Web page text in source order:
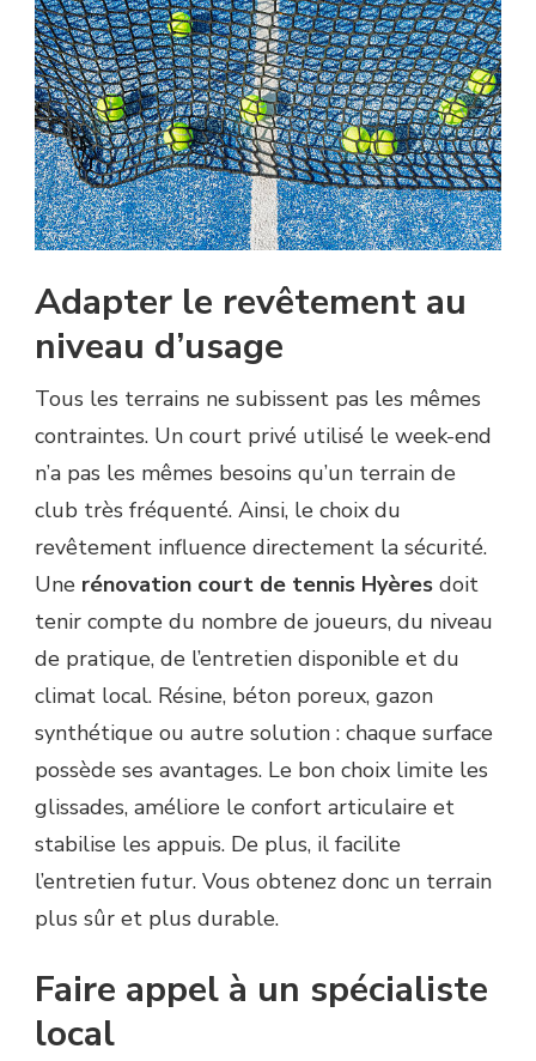
Adapter le revêtement au
niveau d’usage
Tous les terrains ne subissent pas les mêmes
contraintes. Un court privé utilisé le week-end
n’a pas les mêmes besoins qu’un terrain de
club très fréquenté. Ainsi, le choix du
revêtement influence directement la sécurité.
Une rénovation court de tennis Hyères doit
tenir compte du nombre de joueurs, du niveau
de pratique, de l’entretien disponible et du
climat local. Résine, béton poreux, gazon
synthétique ou autre solution : chaque surface
possède ses avantages. Le bon choix limite les
glissades, améliore le confort articulaire et
stabilise les appuis. De plus, il facilite
l’entretien futur. Vous obtenez donc un terrain
plus sûr et plus durable.
Faire appel à un spécialiste
local